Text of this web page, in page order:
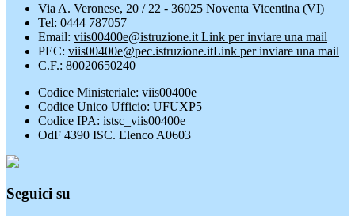
Via A. Veronese, 20 / 22 - 36025 Noventa Vicentina (VI)
Tel: 0444 787057
Email: viis00400e@istruzione.it Link per inviare una mail
PEC: viis00400e@pec.istruzione.itLink per inviare una mail
C.F.: 80020650240
Codice Ministeriale: viis00400e
Codice Unico Ufficio: UFUXP5
Codice IPA: istsc_viis00400e
OdF 4390 ISC. Elenco A0603
Seguici su